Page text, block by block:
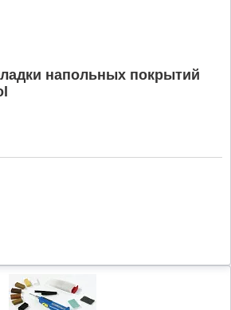
напольных покрытий